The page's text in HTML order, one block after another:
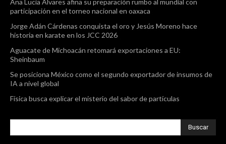
Ana Lucía Álvares afina su preparación rumbo al mundial con
participación en el torneo nacional en oaxaca
Jorge Adán Cárdenas conquista el oro y Jesús Moreno hace
historia en karate en los JCC 2026
Aguacate de Michoacán retomará exportaciones a EU:
Sheinbaum
Se posiciona México como el segundo exportador de insumos de
IA a nivel global
Física busca explicar el misterio del sabor de partículas
Buscar